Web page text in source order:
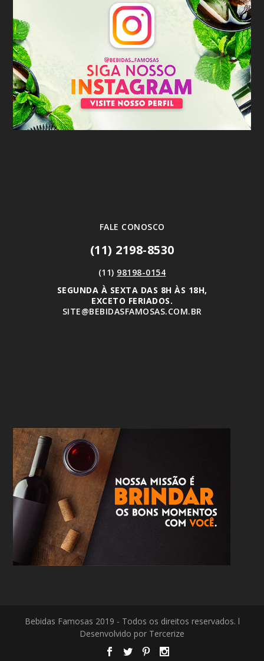
FALE CONOSCO
(11) 2198-8530
(11) 98198-0154
SEGUNDA À SEXTA DAS 8H ÀS 18H,
EXCETO FERIADOS.
SITE@BEBIDASFAMOSAS.COM.BR
Bebidas Famosas 2019 - Todos os direitos reservados. l
Desenvolvido por Tercerize